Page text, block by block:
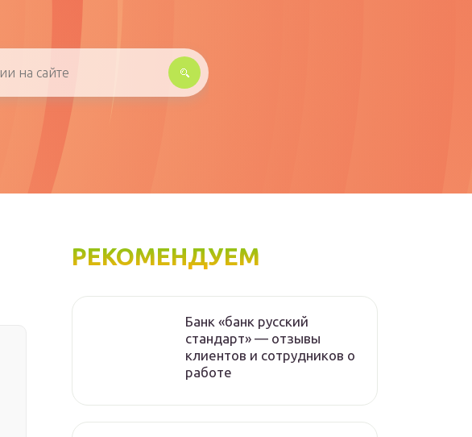
РЕКОМЕНДУЕМ
Банк «банк русский
стандарт» — отзывы
клиентов и сотрудников о
работе